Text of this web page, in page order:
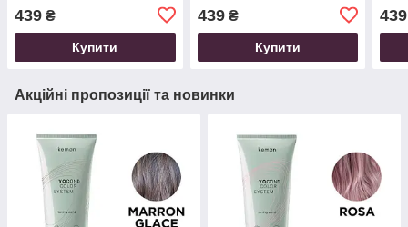
Середній шатен
попелясто-фіолетовий,
439 ₴
Купити
Попелясто-фіолетовий
русявий, 100 мл
439₴
Купити
439
Акційні пропозиції та новинки